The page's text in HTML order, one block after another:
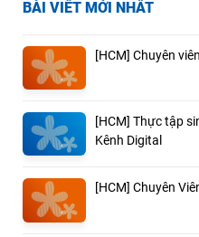
BÀI VIẾT MỚI NHẤT
[HCM] Chuyên
[HCM] Thực tập
Kênh Digital
[HCM] Chuyên